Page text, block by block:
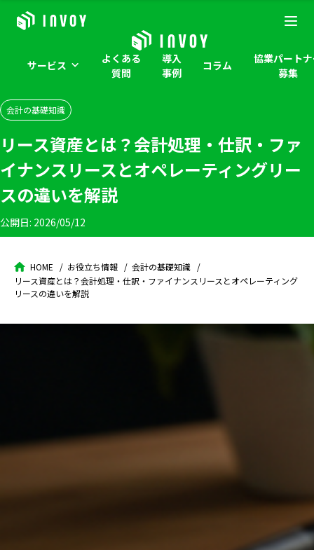
サービス
よくある
質問
導入
事例
コラム
協業パート
募集
会計の基礎知識
リース資産とは？会計処理・仕訳・ファ
イナンスリースとオペレーティングリー
スの違いを解説
公開日: 2026/05/12
HOME お役立ち情報
会計の基礎知識
リース資産とは？会計処理・仕訳・ファイナンスリースとオペレーティング
リースの違いを解説